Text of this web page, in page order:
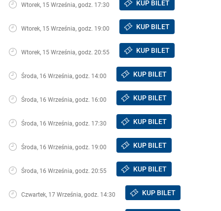
Wtorek, 15 Września, godz. 17:30 KUP BILET
Wtorek, 15 Września, godz. 19:00 KUP BILET
Wtorek, 15 Września, godz. 20:55 KUP BILET
Środa, 16 Września, godz. 14:00 KUP BILET
Środa, 16 Września, godz. 16:00 KUP BILET
Środa, 16 Września, godz. 17:30 KUP BILET
Środa, 16 Września, godz. 19:00 KUP BILET
Środa, 16 Września, godz. 20:55 KUP BILET
Czwartek, 17 Września, godz. 14:30 KUP BILET